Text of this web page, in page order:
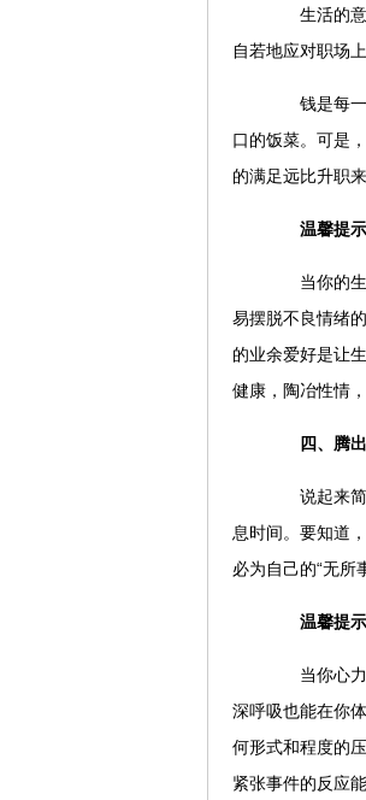
生活的意
自若地应对职场
钱是每一
口的饭菜。可是
的满足远比升职
温馨提示
当你的生
易摆脱不良情绪
的业余爱好是让
健康，陶冶性情
四、腾出
说起来简
息时间。要知道
必为自己的“无所
温馨提示
当你心力
深呼吸也能在你
何形式和程度的
紧张事件的反应